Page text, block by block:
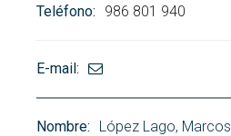
986 801 940
López Lago, Marcos